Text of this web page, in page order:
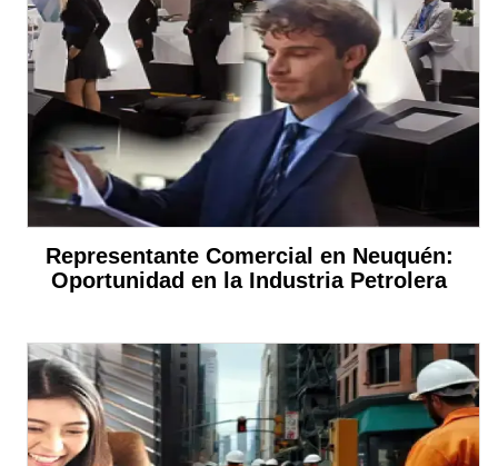
Representante Comercial en Neuquén:
Oportunidad en la Industria Petrolera